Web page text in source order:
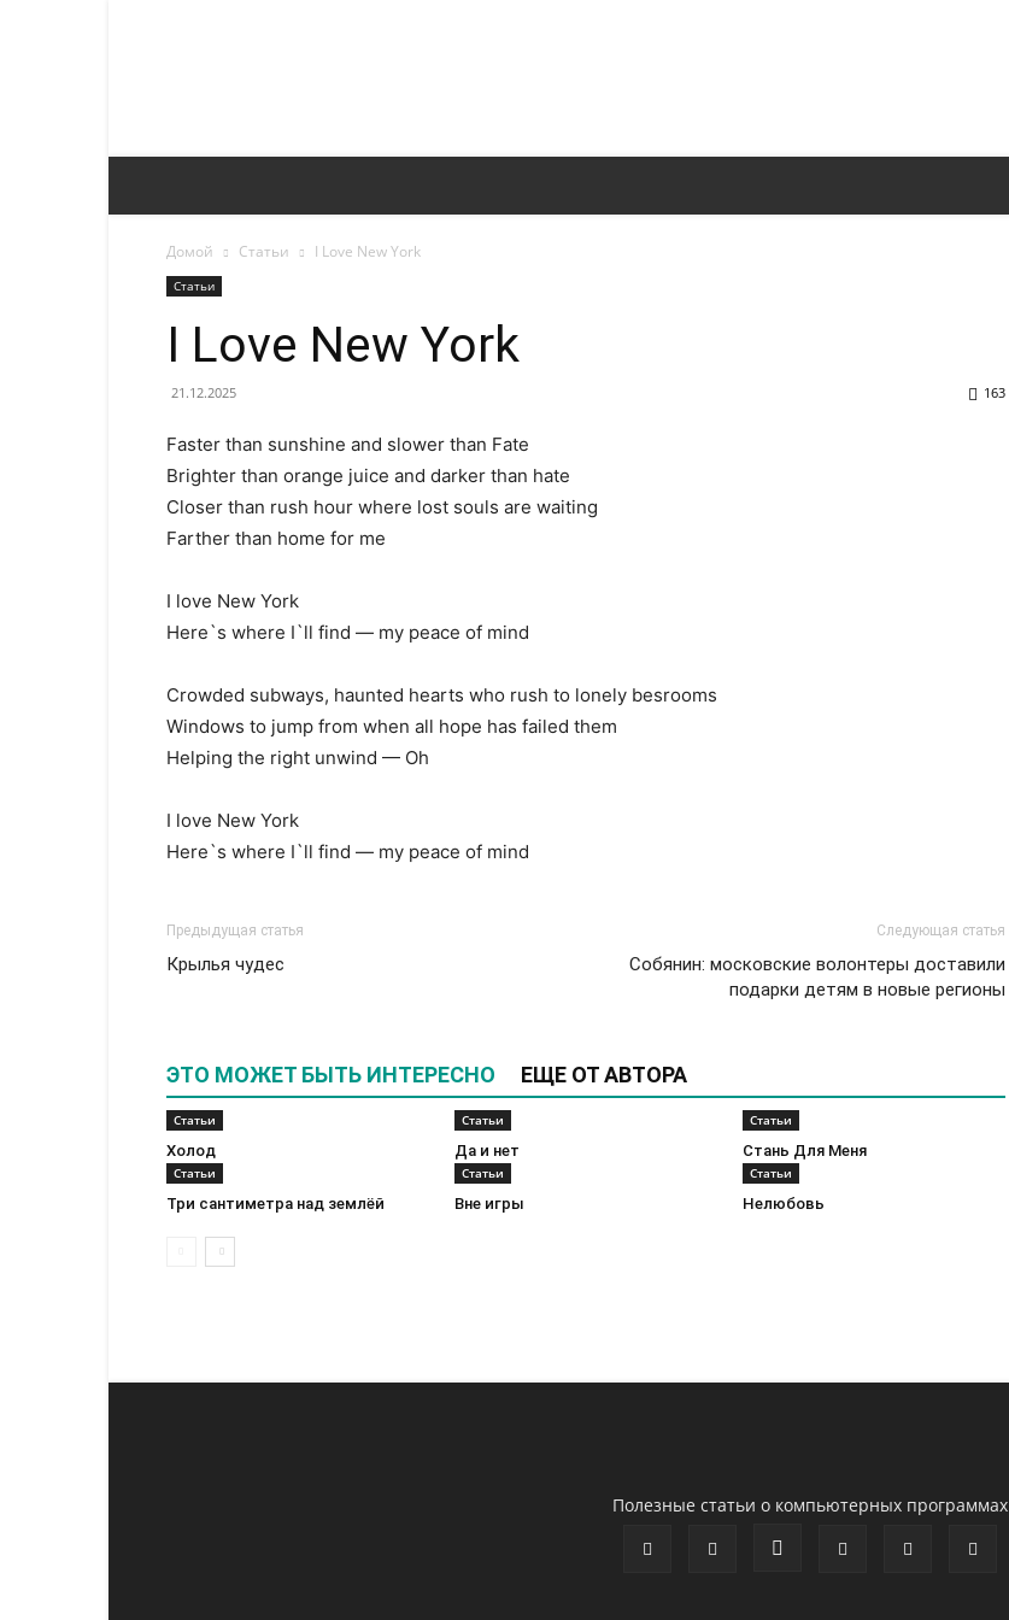
Полезные
Домой Статьи I Love New York
Статьи
I Love New York
21.12.2025 163
Faster than sunshine and slower than Fate
Brighter than orange juice and darker than hate
Closer than rush hour where lost souls are waiting
Farther than home for me
I love New York
Here`s where I`ll find — my peace of mind
Crowded subways, haunted hearts who rush to lonely besrooms
Windows to jump from when all hope has failed them
Helping the right unwind — Oh
I love New York
Here`s where I`ll find — my peace of mind
Предыдущая статья
Крылья чудес
Следующая статья
Собянин: московские волонтеры доставили
подарки детям в новые регионы
ЭТО МОЖЕТ БЫТЬ ИНТЕРЕСНО ЕЩЕ ОТ АВТОРА
Статьи
Холод
Статьи
Да и нет
Статьи
Стань Для Меня
Статьи
Три сантиметра над землёй
Статьи
Вне игры
Статьи
Нелюбовь
Полезные статьи о компьютерных программах